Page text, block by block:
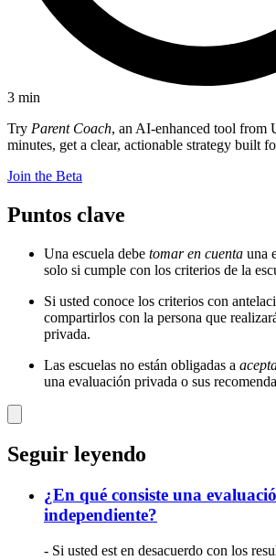
3 min
Try Parent Coach, an AI-enhanced tool from
minutes, get a clear, actionable strategy built
Join the Beta
Puntos clave
Una escuela debe tomar en cuenta una
solo si cumple con los criterios de la
Si usted conoce los criterios con
compartirlos con la persona que
privada.
Las escuelas no están obligadas a
una evaluación privada o sus
Seguir leyendo
¿En qué consiste una
independiente?
- Si usted est en desacuerdo con los